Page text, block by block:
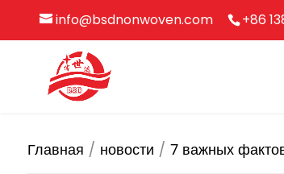
info@bsdnonwoven.com +86
Главная новости 7 важных